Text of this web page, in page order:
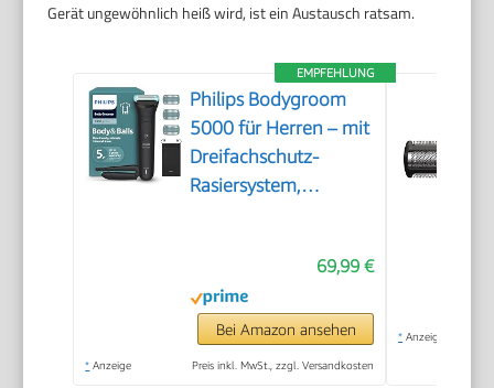
Gerät ungewöhnlich heiß wird, ist ein Austausch ratsam.
EMPFEHLUNG
Philips Bodygroom
5000 für Herren – mit
Dreifachschutz-
Rasiersystem,
klappbarer
Rückenaufsatz, 100%
duschfest, 100 Min.
69,99 €
Bei Amazon ansehen
* Anzeige Preis inkl. MwSt., zzgl. Versandkosten
* Anzeige